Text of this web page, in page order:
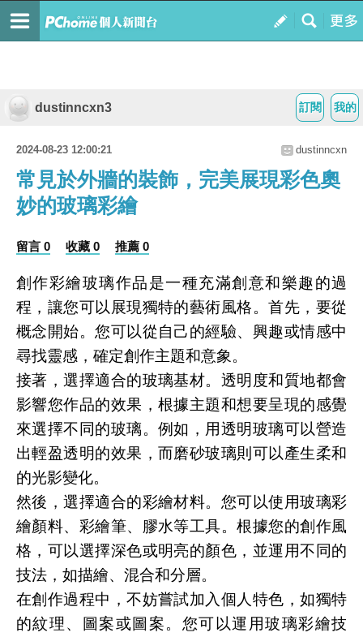
我的
訂閱
dustinncxn3
2024-08-23 12:00:21 dustinncxn
常見於外牆的裝飾，完美展現彩色奧
妙的玻璃彩繪
留言 0 收藏 0 推薦 0
創作彩繪玻璃作品是一種充滿創意和樂趣的過
程，讓您可以展現獨特的藝術風格。首先，要從
概念開始。您可以從自己的經驗、興趣或情感中
尋找靈感，確定創作主題和意象。
接著，選擇適合的玻璃基材。透明度和質地都會
影響您作品的效果，根據主題和想要呈現的感覺
來選擇不同的玻璃。例如，用透明玻璃可以營造
出輕盈透明的效果，而磨砂玻璃則可以產生柔和
的光影變化。
然後，選擇適合的彩繪材料。您可以使用玻璃彩
繪顏料、彩繪筆、膠水等工具。根據您的創作風
格，可以選擇深色或明亮的顏色，並運用不同的
技法，如描繪、混合和分層。
在創作過程中，不妨嘗試加入個人特色，如獨特
的紋理、圖案或圖案。您可以運用玻璃彩繪技